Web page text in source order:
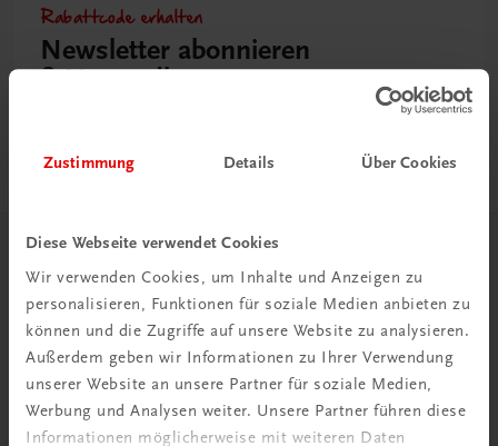
Zustimmung Details Über Cookies
Diese Webseite verwendet Cookies
Wir verwenden Cookies, um Inhalte und Anzeigen zu
personalisieren, Funktionen für soziale Medien anbieten zu
können und die Zugriffe auf unsere Website zu analysieren.
Außerdem geben wir Informationen zu Ihrer Verwendung
unserer Website an unsere Partner für soziale Medien,
Werbung und Analysen weiter. Unsere Partner führen diese
Informationen möglicherweise mit weiteren Daten
Rabattcode erhalten
Newsletter abonnieren
& Versandkosten sparen
Herzlich willkommen bei TRAUNER!
Wir über uns